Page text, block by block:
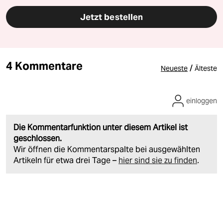
Jetzt bestellen
4 Kommentare Neueste / Älteste
Die Kommentarfunktion unter diesem Artikel ist
geschlossen.
Wir öffnen die Kommentarspalte bei ausgewählten
Artikeln für etwa drei Tage – hier sind sie zu finden.
einloggen